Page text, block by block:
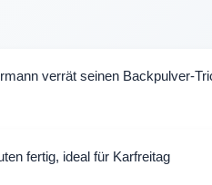
verrät seinen Backpulver-
fertig, ideal für Karfreitag